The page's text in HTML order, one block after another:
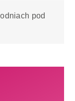
pod